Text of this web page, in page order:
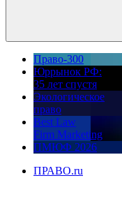
Право-300
Юррынок РФ:
35 лет спустя
Экологическое
право
Best Law
Firm Marketing
ПМЮФ 2026
ПРАВО.ru